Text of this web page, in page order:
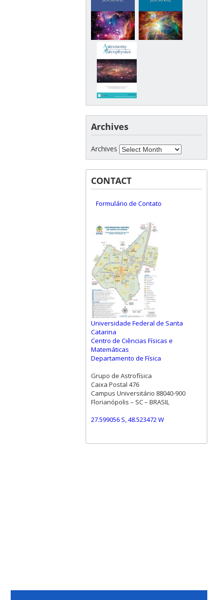
Archives
Archives
CONTACT
Formulário de Contato
Universidade Federal de Santa
Catarina
Centro de Ciências Físicas e
Matemáticas
Departamento de Física
Grupo de Astrofísica
Caixa Postal 476
Campus Universitário 88040-900
Florianópolis – SC – BRASIL
27.599056 S, 48.523472 W